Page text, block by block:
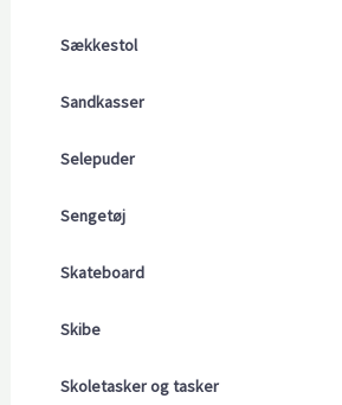
Sækkestol
Sandkasser
Selepuder
Sengetøj
Skateboard
Skibe
Skoletasker og tasker